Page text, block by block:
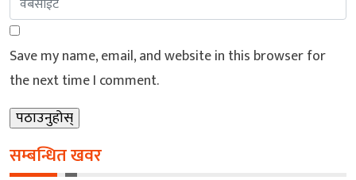
Save my name, email, and website in this browser for
the next time I comment.
सम्बन्धित खवर